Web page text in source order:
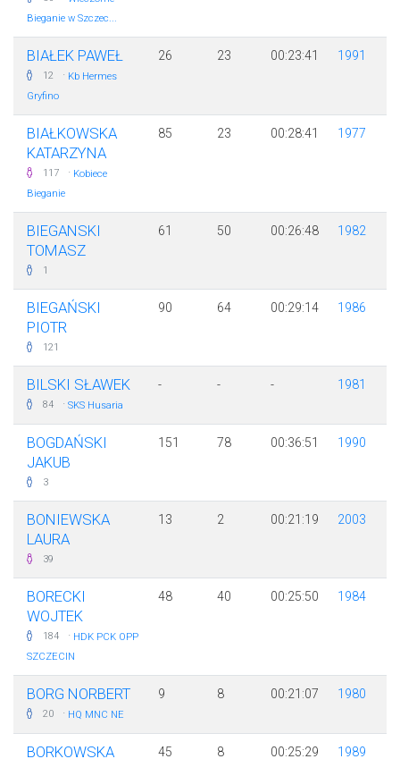
Bieganie w Szczec...
BIAŁEK PAWEŁ
12 · Kb Hermes
Gryfino
26 23 00:23:41 1991
BIAŁKOWSKA
KATARZYNA
117 · Kobiece
Bieganie
85 23 00:28:41 1977
BIEGANSKI
TOMASZ
1
61 50 00:26:48 1982
BIEGAŃSKI
PIOTR
121
90 64 00:29:14 1986
BILSKI SŁAWEK
84 · SKS Husaria
- - - 1981
BOGDAŃSKI
JAKUB
3
151 78 00:36:51 1990
BONIEWSKA
LAURA
39
13 2 00:21:19 2003
BORECKI
WOJTEK
184 · HDK PCK OPP
SZCZECIN
48 40 00:25:50 1984
BORG NORBERT
20 · HQ MNC NE
9 8 00:21:07 1980
BORKOWSKA
45 8 00:25:29 1989